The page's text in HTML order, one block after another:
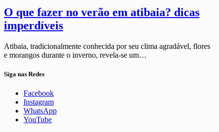
O que fazer no verão em atibaia? dicas
imperdíveis
Atibaia, tradicionalmente conhecida por seu clima agradável, flores
e morangos durante o inverno, revela-se um…
Siga nas Redes
Facebook
Instagram
WhatsApp
YouTube